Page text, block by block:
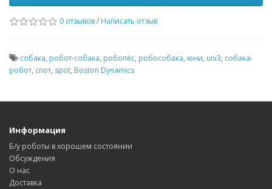
0 отзывов/ Написать отзыв
собака, робот-собака, робопёс, робособака, юни, uni3, собака-
робот, спот, spot, Boston Dynamics
Информация
Б/у роботы в хорошем состоянии
Обсуждения
О нас
Доставка